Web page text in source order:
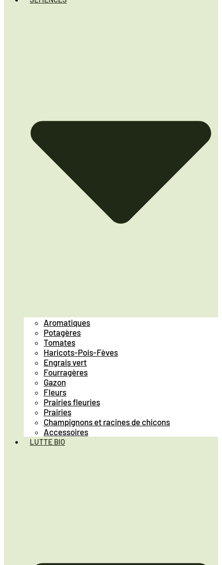
Aromatiques
Potagères
Tomates
Haricots-Pois-Fèves
Engrais vert
Fourragères
Gazon
Fleurs
Prairies fleuries
Prairies
Champignons et racines de chicons
Accessoires
LUTTE BIO